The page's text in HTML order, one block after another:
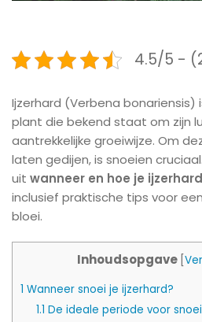
4.5/5 -
Ijzerhard (Verbena bonariensis)
plant die bekend staat om zijn
aantrekkelijke groeiwijze. Om
laten gedijen, is snoeien
uit wanneer en hoe je
inclusief praktische tips voor
bloei.
Inhoudsopgave
1 Wanneer snoei je ijzerhard?
1.1 De ideale periode voor